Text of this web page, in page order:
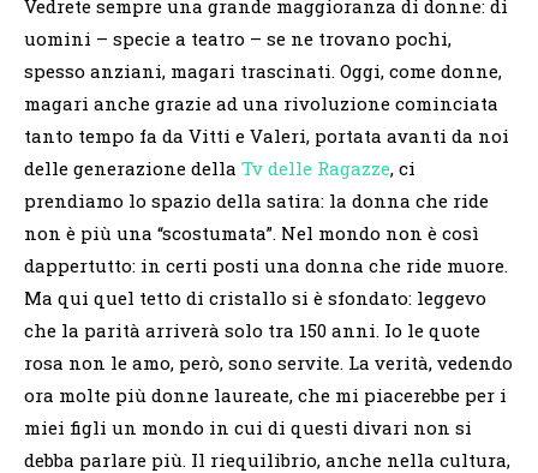
Vedrete sempre una grande maggioranza di donne: di
uomini – specie a teatro – se ne trovano pochi,
spesso anziani, magari trascinati. Oggi, come donne,
magari anche grazie ad una rivoluzione cominciata
tanto tempo fa da Vitti e Valeri, portata avanti da noi
delle generazione della Tv delle Ragazze, ci
prendiamo lo spazio della satira: la donna che ride
non è più una “scostumata”. Nel mondo non è così
dappertutto: in certi posti una donna che ride muore.
Ma qui quel tetto di cristallo si è sfondato: leggevo
che la parità arriverà solo tra 150 anni. Io le quote
rosa non le amo, però, sono servite. La verità, vedendo
ora molte più donne laureate, che mi piacerebbe per i
miei figli un mondo in cui di questi divari non si
debba parlare più. Il riequilibrio, anche nella cultura,